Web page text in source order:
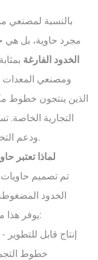
بالنسبة لمصنعي
مجرد حاوية، بل هي
الخدود الفارغة
التجارية الخاصة.
ودعم التخصيص والاستجابة بكفاءة لمتطلبات العملاء.
لماذا تعتبر
تم تصميم حاويات
الخدود المضغوطة
التعبئة. بالنسبة لمصنعي B2B، يوفر هذا مزايا متعددة:
إنتاج قابل
خطوط